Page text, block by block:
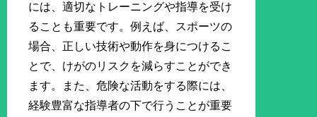
には、適切なトレーニングや指導を受け
ることも重要です。例えば、スポーツの
場合、正しい技術や動作を身につけるこ
とで、けがのリスクを減らすことができ
ます。また、危険な活動をする際には、
経験豊富な指導者の下で行うことが重要